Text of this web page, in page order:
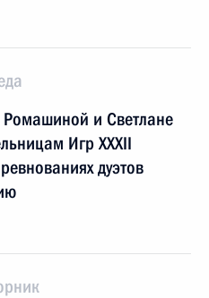
Ромашиной и Светлане
Игр XXXII
дуэтов